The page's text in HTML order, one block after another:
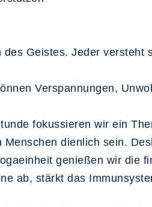
Geistes. Jeder versteht
Verspannungen,
fokussieren wir ein
dienlich sein.
genießen wir die
ab, stärkt das